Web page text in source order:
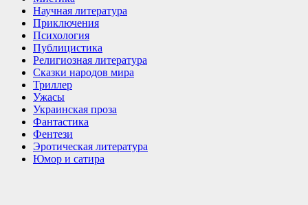
Научная литература
Приключения
Психология
Публицистика
Религиозная литература
Сказки народов мира
Триллер
Ужасы
Украинская проза
Фантастика
Фентези
Эротическая литература
Юмор и сатира